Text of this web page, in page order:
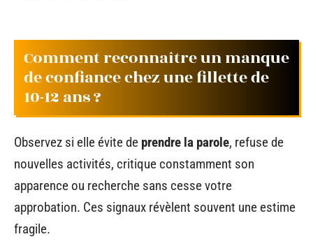
Comment reconnaître un manque
de confiance chez une fillette de
10-12 ans ?
Observez si elle évite de prendre la parole, refuse de
nouvelles activités, critique constamment son
apparence ou recherche sans cesse votre
approbation. Ces signaux révèlent souvent une estime
fragile.